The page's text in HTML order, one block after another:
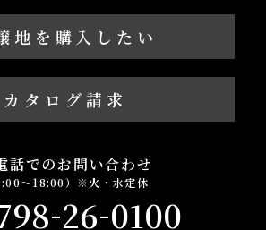
地を購入したい
カタログ請求
話でのお問い合わせ
～18:00）※火・水定休
-26-0100